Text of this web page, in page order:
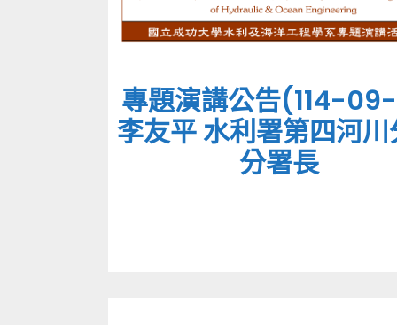
專題演講公告(114-
李友平 水利署第四河川
分署長